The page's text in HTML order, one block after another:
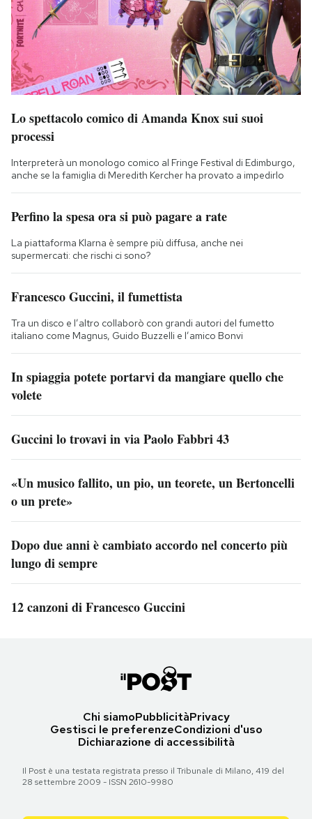
Lo spettacolo comico di Amanda Knox sui suoi
processi
Interpreterà un monologo comico al Fringe Festival di Edimburgo,
anche se la famiglia di Meredith Kercher ha provato a impedirlo
Perfino la spesa ora si può pagare a rate
La piattaforma Klarna è sempre più diffusa, anche nei
supermercati: che rischi ci sono?
Francesco Guccini, il fumettista
Tra un disco e l’altro collaborò con grandi autori del fumetto
italiano come Magnus, Guido Buzzelli e l’amico Bonvi
In spiaggia potete portarvi da mangiare quello che
volete
Guccini lo trovavi in via Paolo Fabbri 43
«Un musico fallito, un pio, un teorete, un Bertoncelli
o un prete»
Dopo due anni è cambiato accordo nel concerto più
lungo di sempre
12 canzoni di Francesco Guccini
Chi siamoPubblicitàPrivacy
Gestisci le preferenzeCondizioni d'uso
Dichiarazione di accessibilità
Il Post è una testata registrata presso il Tribunale di Milano, 419 del
28 settembre 2009 - ISSN 2610-9980